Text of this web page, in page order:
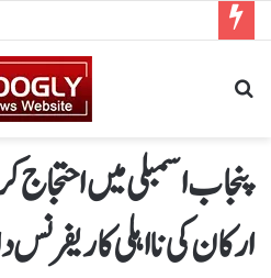
ارکان کی نااہلی کا ریفرنس